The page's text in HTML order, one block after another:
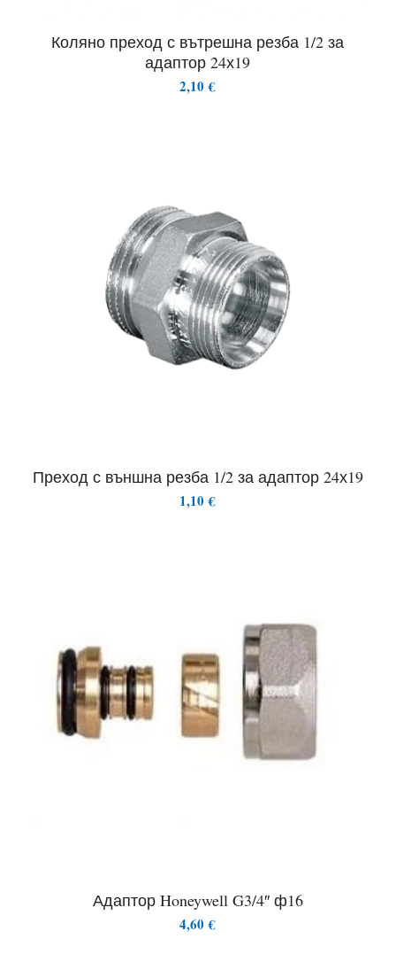
Коляно преход с вътрешна резба 1/2 за
адаптор 24х19
2,10€
Преход с външна резба 1/2 за адаптор 24х19
1,10€
Адаптор Honeywell G3/4″ ф16
4,60€